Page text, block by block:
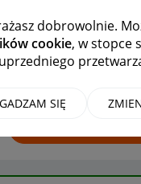
dobrowolnie.
cookie, w stopce
SIĘ